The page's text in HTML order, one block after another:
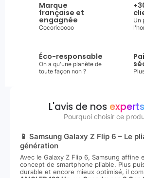
Marque
française et
engagnée
Cocoricoooo
Un
Éco-responsable
On a qu'une planète de
toute façon non ?
L'avis de nos experts
Pourquoi choisir ce
📱 Samsung Galaxy Z Flip 6 – Le
génération
Avec le Galaxy Z Flip 6, Samsung affine
concept de smartphone pliable. Plus
durable et encore mieux optimisé, il